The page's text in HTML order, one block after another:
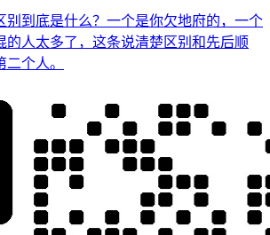
别到底是什么？一个是你欠地府的，一个
的人太多了，这条说清楚区别和先后顺
个人。